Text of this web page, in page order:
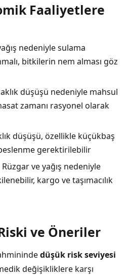
Faaliyetlere
nedeniyle sulama
bitkilerin nem alması göz
düşüşü nedeniyle mahsul
zamanı rasyonel olarak
düşüşü, özellikle küçükbaş
gerektirilebilir
Rüzgar ve yağış nedeniyle
kargo ve taşımacılık
ve Öneriler
düşük risk seviyesi
değişikliklere karşı